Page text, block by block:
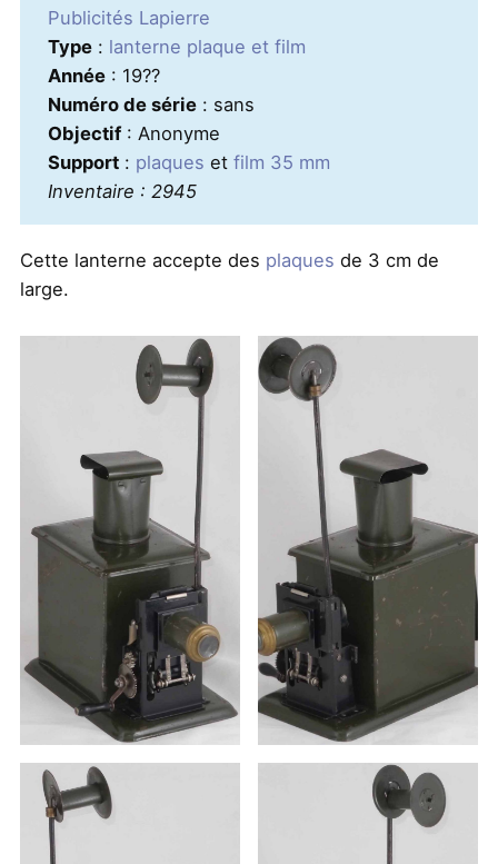
Publicités Lapierre
Type: lanterne plaque et film
Année: 19??
Numéro de série: sans
Objectif: Anonyme
Support: plaques et film 35 mm
Inventaire : 2945
Cette lanterne accepte des plaques de 3 cm de
large.